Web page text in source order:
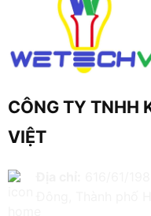
CÔNG TY TNHH
VIỆT